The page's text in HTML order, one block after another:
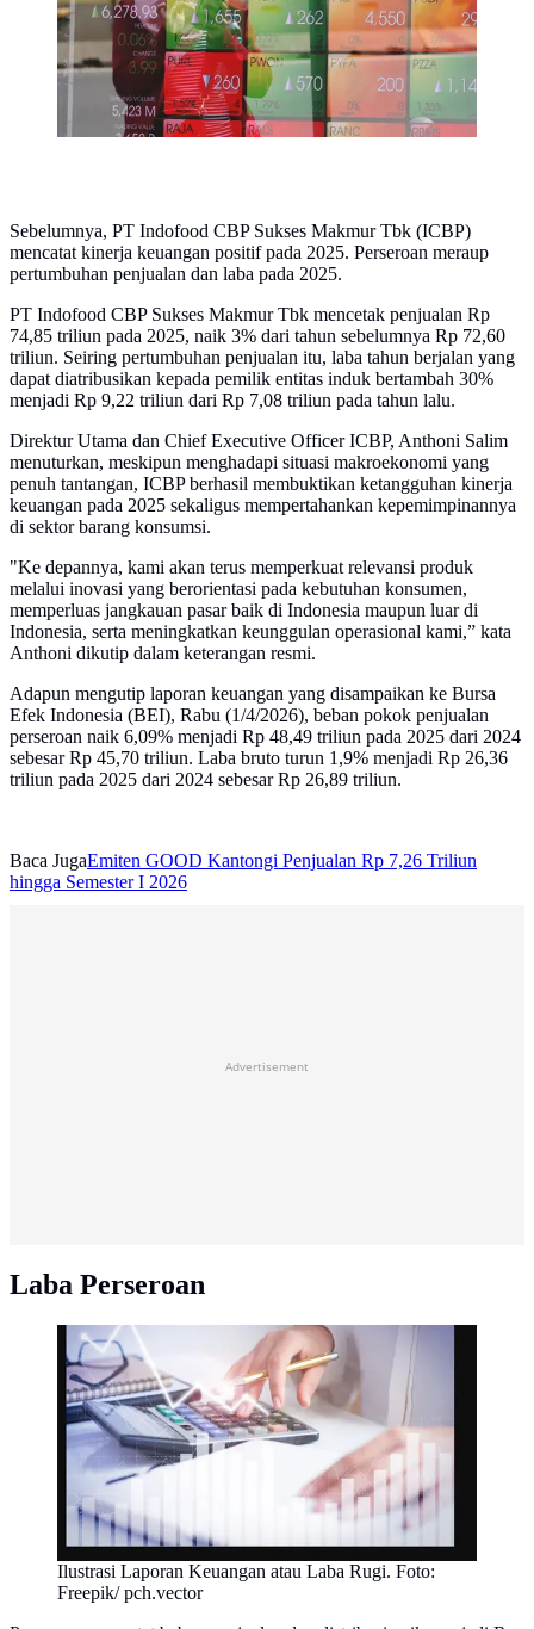
Sebelumnya, PT Indofood CBP Sukses Makmur Tbk (ICBP)
mencatat kinerja keuangan positif pada 2025. Perseroan meraup
pertumbuhan penjualan dan laba pada 2025.
PT Indofood CBP Sukses Makmur Tbk mencetak penjualan Rp
74,85 triliun pada 2025, naik 3% dari tahun sebelumnya Rp 72,60
triliun. Seiring pertumbuhan penjualan itu, laba tahun berjalan yang
dapat diatribusikan kepada pemilik entitas induk bertambah 30%
menjadi Rp 9,22 triliun dari Rp 7,08 triliun pada tahun lalu.
Direktur Utama dan Chief Executive Officer ICBP, Anthoni Salim
menuturkan, meskipun menghadapi situasi makroekonomi yang
penuh tantangan, ICBP berhasil membuktikan ketangguhan kinerja
keuangan pada 2025 sekaligus mempertahankan kepemimpinannya
di sektor barang konsumsi.
"Ke depannya, kami akan terus memperkuat relevansi produk
melalui inovasi yang berorientasi pada kebutuhan konsumen,
memperluas jangkauan pasar baik di Indonesia maupun luar di
Indonesia, serta meningkatkan keunggulan operasional kami,” kata
Anthoni dikutip dalam keterangan resmi.
Adapun mengutip laporan keuangan yang disampaikan ke Bursa
Efek Indonesia (BEI), Rabu (1/4/2026), beban pokok penjualan
perseroan naik 6,09% menjadi Rp 48,49 triliun pada 2025 dari 2024
sebesar Rp 45,70 triliun. Laba bruto turun 1,9% menjadi Rp 26,36
triliun pada 2025 dari 2024 sebesar Rp 26,89 triliun.
Baca JugaEmiten GOOD Kantongi Penjualan Rp 7,26 Triliun
hingga Semester I 2026
Advertisement
Laba Perseroan
Ilustrasi Laporan Keuangan atau Laba Rugi. Foto:
Freepik/ pch.vector